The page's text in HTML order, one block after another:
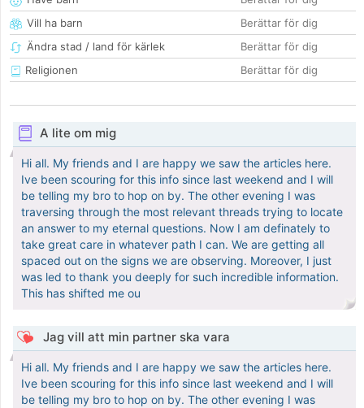
Vill ha barn
Berättar för dig
Ändra stad / land för kärlek
Berättar för dig
Religionen
Berättar för dig
A lite om mig
Hi all. My friends and I are happy we saw the articles here.
Ive been scouring for this info since last weekend and I will
be telling my bro to hop on by. The other evening I was
traversing through the most relevant threads trying to locate
an answer to my eternal questions. Now I am definately to
take great care in whatever path I can. We are getting all
spaced out on the signs we are observing. Moreover, I just
was led to thank you deeply for such incredible information.
This has shifted me ou
Jag vill att min partner ska vara
Hi all. My friends and I are happy we saw the articles here.
Ive been scouring for this info since last weekend and I will
be telling my bro to hop on by. The other evening I was